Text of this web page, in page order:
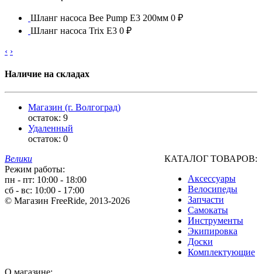
Шланг насоса Bee Pump E3 200мм 0 ₽
Шланг насоса Trix E3 0 ₽
‹ ›
Наличие на складах
Магазин (г. Волгоград)
остаток: 9
Удаленный
остаток: 0
Велики
Режим работы:
пн - пт: 10:00 - 18:00
сб - вс: 10:00 - 17:00
© Магазин FreeRide, 2013-2026
КАТАЛОГ ТОВАРОВ:
Аксессуары
Велосипеды
Запчасти
Самокаты
Инструменты
Экипировка
Доски
Комплектующие